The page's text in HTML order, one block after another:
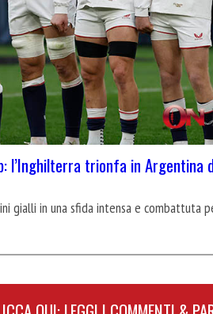
l’Inghilterra trionfa in Argentina
gialli in una sfida intensa e combattuta